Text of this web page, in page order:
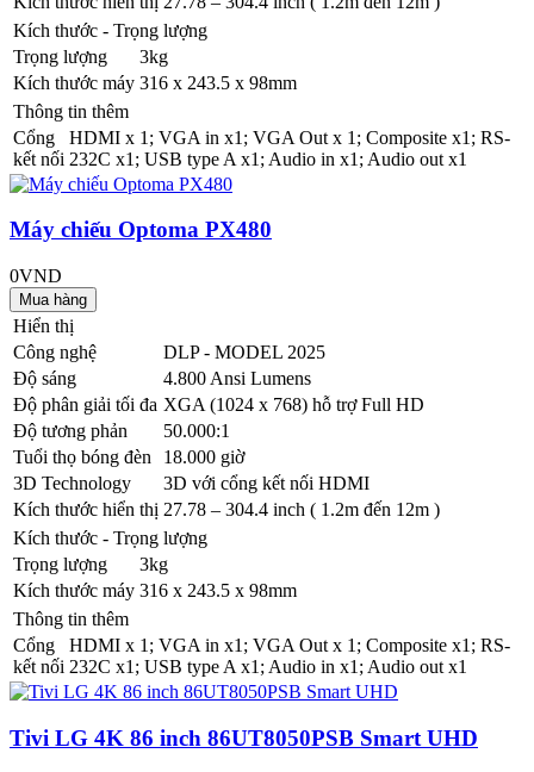
Kích thước - Trọng lượng
Trọng lượng
3kg
Kích thước máy 316 x 243.5 x 98mm
Thông tin thêm
Cổng
kết nối
HDMI x 1; VGA in x1; VGA Out x 1; Composite x1; RS-
232C x1; USB type A x1; Audio in x1; Audio out x1
Máy chiếu Optoma PX480
0VND
Hiển thị
Công nghệ
DLP - MODEL 2025
Độ sáng
4.800 Ansi Lumens
Độ phân giải tối đa XGA (1024 x 768) hỗ trợ Full HD
Độ tương phản
50.000:1
Tuổi thọ bóng đèn
18.000 giờ
3D Technology
3D với cổng kết nối HDMI
Kích thước hiển thị 27.78 – 304.4 inch ( 1.2m đến 12m )
Kích thước - Trọng lượng
Trọng lượng
3kg
Kích thước máy 316 x 243.5 x 98mm
Thông tin thêm
Cổng
kết nối
HDMI x 1; VGA in x1; VGA Out x 1; Composite x1; RS-
232C x1; USB type A x1; Audio in x1; Audio out x1
Tivi LG 4K 86 inch 86UT8050PSB Smart UHD